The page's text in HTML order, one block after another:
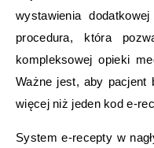
wystawienia
procedura, która
kompleksowej opieki
Ważne jest, aby pacjent
więcej niż jeden kod e-
System e-recepty w